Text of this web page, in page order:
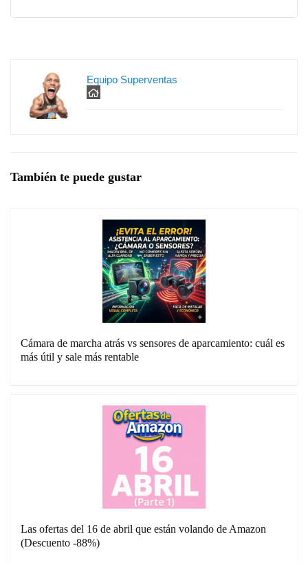
Equipo Superventas
También te puede gustar
Cámara de marcha atrás vs sensores de aparcamiento: cuál es
más útil y sale más rentable
Las ofertas del 16 de abril que están volando de Amazon
(Descuento -88%)